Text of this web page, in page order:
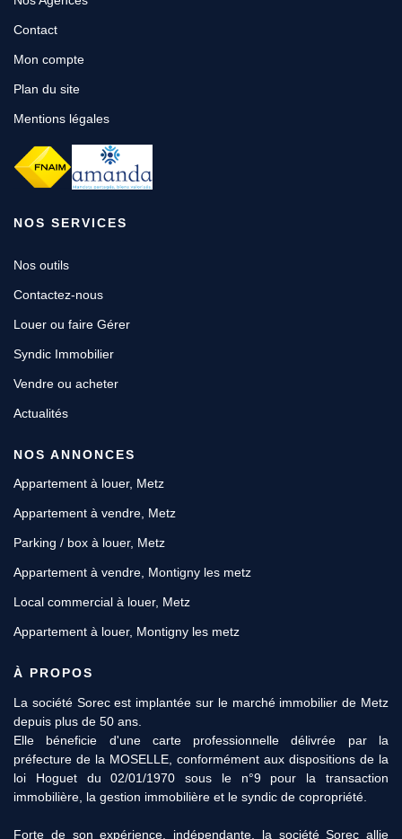
Contact
Mon compte
Plan du site
Mentions légales
NOS SERVICES
Nos outils
Contactez-nous
Louer ou faire Gérer
Syndic Immobilier
Vendre ou acheter
Actualités
NOS ANNONCES
Appartement à louer, Metz
Appartement à vendre, Metz
Parking / box à louer, Metz
Appartement à vendre, Montigny les metz
Local commercial à louer, Metz
Appartement à louer, Montigny les metz
À PROPOS
11 Rue des Robert, 57000 METZ
Afficher le téléphone